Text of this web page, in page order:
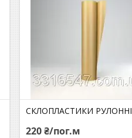
СКЛОПЛАСТИКИ РУЛОННІ
220 ₴/пог.м